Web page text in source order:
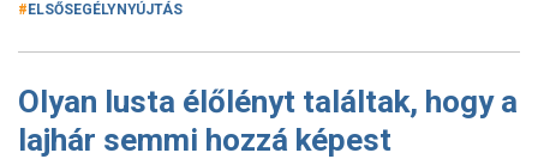
ELSŐSEGÉLYNYÚJTÁS
Olyan lusta élőlényt találtak, hogy a
lajhár semmi hozzá képest